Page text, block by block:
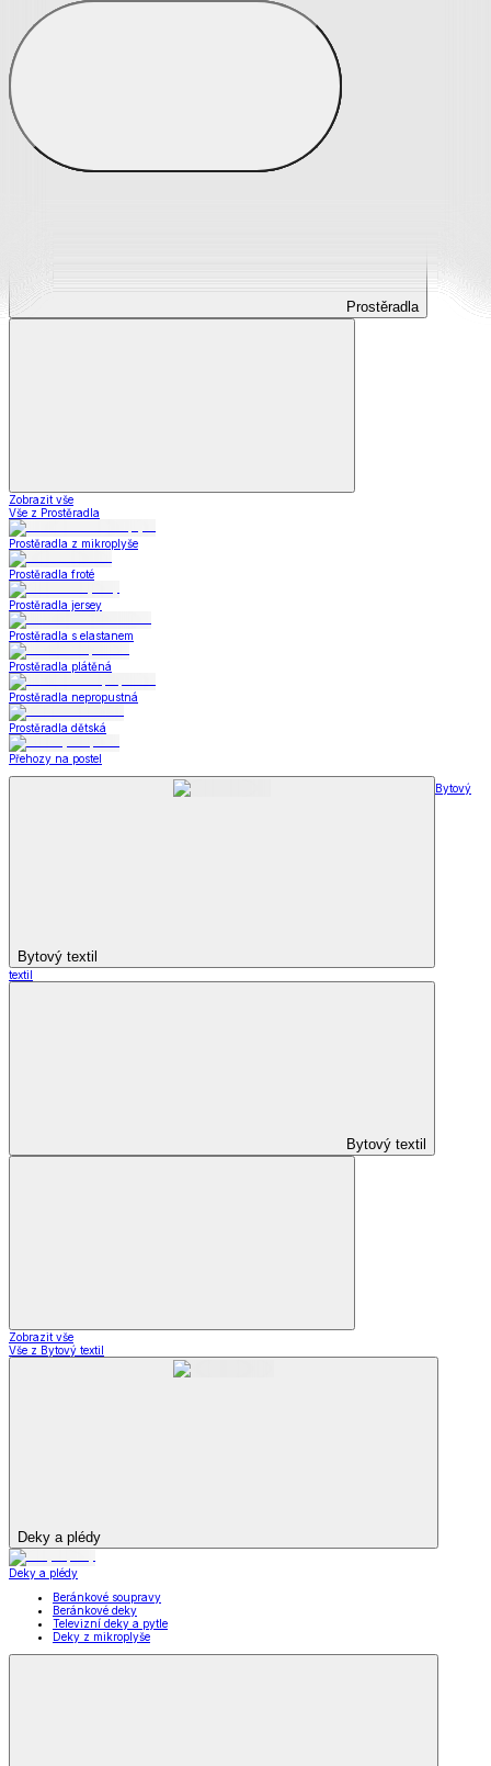
Prostěradla
Prostěradla
Zobrazit vše
Vše z Prostěradla
Prostěradla z mikroplyše
Prostěradla froté
Prostěradla jersey
Prostěradla s elastanem
Prostěradla plátěná
Prostěradla nepropustná
Prostěradla dětská
Přehozy na postel
Bytový textil
Bytový
textil
Bytový textil
Zobrazit vše
Vše z Bytový textil
Deky a plédy
Deky a plédy
Beránkové soupravy
Beránkové deky
Televizní deky a pytle
Deky z mikroplyše